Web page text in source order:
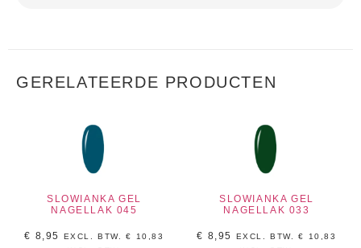
GERELATEERDE PRODUCTEN
SLOWIANKA GEL
NAGELLAK 045
€ 8,95 EXCL. BTW.€
10,83
SLOWIANKA GEL
NAGELLAK 033
€ 8,95 EXCL. BTW.€
10,83